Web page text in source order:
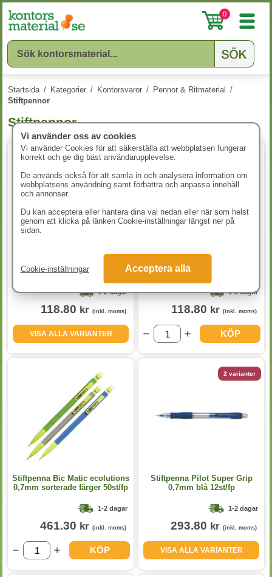
0
Startsida / Kategorier / Kontorsvaror / Pennor & Ritmaterial /
Stiftpennor
Stiftpennor
3 varianter
svart 12st/fp
1-2 dagar
118.80 kr (inkl. moms)
VISA ALLA VARIANTER
0,7mm sorterade färger 12st/fp
1-2 dagar
118.80 kr (inkl. moms)
KÖP
Stiftpenna Bic Matic ecolutions
0,7mm sorterade färger 50st/fp
1-2 dagar
461.30 kr (inkl. moms)
KÖP
2 varianter
Stiftpenna Pilot Super Grip
0,7mm blå 12st/fp
1-2 dagar
293.80 kr (inkl. moms)
VISA ALLA VARIANTER
Vi använder oss av cookies
Vi använder Cookies för att säkerställa att webbplatsen fungerar
korrekt och ge dig bäst användarupplevelse.
De används också för att samla in och analysera information om
webbplatsens användning samt förbättra och anpassa innehåll
och annonser.
Du kan acceptera eller hantera dina val nedan eller när som helst
genom att klicka på länken Cookie-inställningar längst ner på
sidan.
Cookie-inställningar Acceptera alla